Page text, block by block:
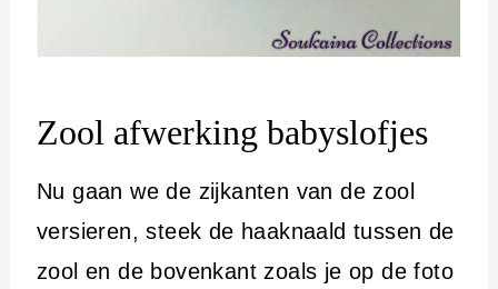
Zool afwerking babyslofjes
Nu gaan we de zijkanten van de zool
versieren, steek de haaknaald tussen de
zool en de bovenkant zoals je op de foto